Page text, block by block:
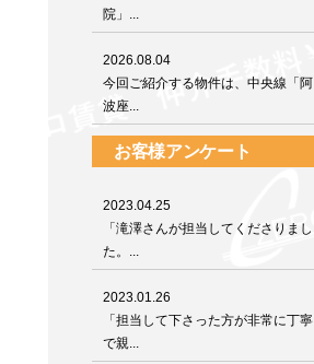
院」...
2026.08.04
今回ご紹介する物件は、中央線「阿
波座...
お客様アンケート
2023.04.25
「滝澤さんが担当してくださりまし
た。...
2023.01.26
「担当して下さった方が非常に丁寧
で親...